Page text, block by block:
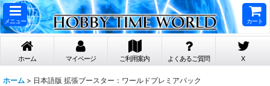
メニュー カート
ホーム マイページ ご利用案内 よくあるご質問 X
ホーム > 日本語版 拡張ブースター：ワールドプレミアパック